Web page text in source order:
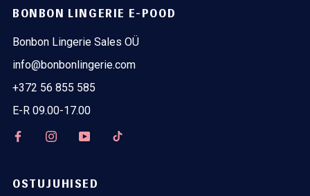
BONBON LINGERIE E-POOD
Bonbon Lingerie Sales OÜ
info@bonbonlingerie.com
+372 56 855 585
E-R 09.00-17.00
OSTUJUHISED